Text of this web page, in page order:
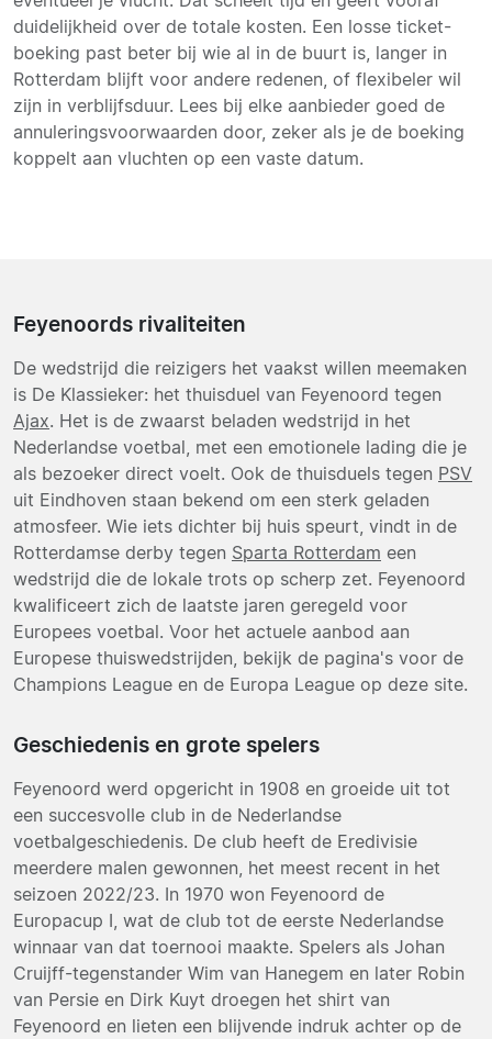
duidelijkheid over de totale kosten. Een losse ticket-
boeking past beter bij wie al in de buurt is, langer in
Rotterdam blijft voor andere redenen, of flexibeler wil
zijn in verblijfsduur. Lees bij elke aanbieder goed de
annuleringsvoorwaarden door, zeker als je de boeking
koppelt aan vluchten op een vaste datum.
Feyenoords rivaliteiten
De wedstrijd die reizigers het vaakst willen meemaken
is De Klassieker: het thuisduel van Feyenoord tegen
Ajax. Het is de zwaarst beladen wedstrijd in het
Nederlandse voetbal, met een emotionele lading die je
als bezoeker direct voelt. Ook de thuisduels tegen PSV
uit Eindhoven staan bekend om een sterk geladen
atmosfeer. Wie iets dichter bij huis speurt, vindt in de
Rotterdamse derby tegen Sparta Rotterdam een
wedstrijd die de lokale trots op scherp zet. Feyenoord
kwalificeert zich de laatste jaren geregeld voor
Europees voetbal. Voor het actuele aanbod aan
Europese thuiswedstrijden, bekijk de pagina's voor de
Champions League en de Europa League op deze site.
Geschiedenis en grote spelers
Feyenoord werd opgericht in 1908 en groeide uit tot
een succesvolle club in de Nederlandse
voetbalgeschiedenis. De club heeft de Eredivisie
meerdere malen gewonnen, het meest recent in het
seizoen 2022/23. In 1970 won Feyenoord de
Europacup I, wat de club tot de eerste Nederlandse
winnaar van dat toernooi maakte. Spelers als Johan
Cruijff-tegenstander Wim van Hanegem en later Robin
van Persie en Dirk Kuyt droegen het shirt van
Feyenoord en lieten een blijvende indruk achter op de